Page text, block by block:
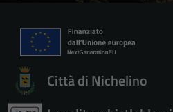
Città di Nichelino